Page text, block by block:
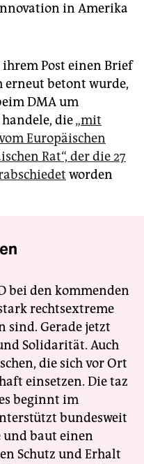
in Amerika
Post einen Brief
erneut betont wurde,
DMA um
handele, die„mit
Europäischen
Rat“, der die 27
worden
bei den kommenden
rechtsextreme
sind. Gerade jetzt
Solidarität. Auch
die sich vor Ort
einsetzen. Die taz
beginnt im
bundesweit
baut einen
Schutz und Erhalt